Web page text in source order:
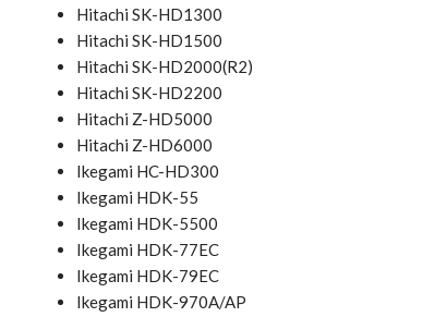
Hitachi SK-HD1300
Hitachi SK-HD1500
Hitachi SK-HD2000(R2)
Hitachi SK-HD2200
Hitachi Z-HD5000
Hitachi Z-HD6000
Ikegami HC-HD300
Ikegami HDK-55
Ikegami HDK-5500
Ikegami HDK-77EC
Ikegami HDK-79EC
Ikegami HDK-970A/AP